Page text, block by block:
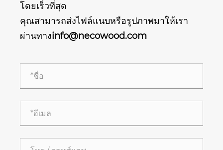
โดยเร็วที่สุด
คุณสามารถส่งไฟล์แนบหรือรูปภาพมาให้เรา
ผ่านทางinfo@necowood.com